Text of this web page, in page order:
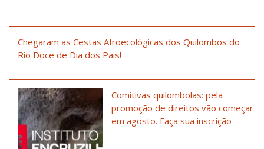
Chegaram as Cestas Afroecológicas dos Quilombos do
Rio Doce de Dia dos Pais!
Comitivas quilombolas: pela
promoção de direitos vão começar
em agosto. Faça sua inscrição